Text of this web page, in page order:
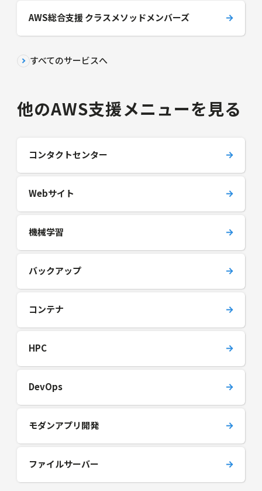
AWS総合支援 クラスメソッドメンバーズ
すべてのサービスへ
他のAWS支援メニューを見る
コンタクトセンター
Webサイト
機械学習
バックアップ
コンテナ
HPC
DevOps
モダンアプリ開発
ファイルサーバー